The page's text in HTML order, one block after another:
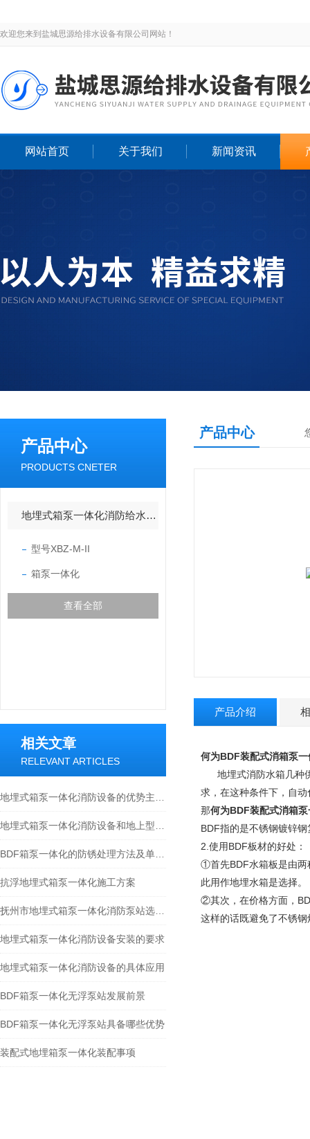
欢迎您来到盐城思源给排水设备有限公司网站！
网站首页 关于我们 新闻资讯
产品中心
PRODUCTS CNETER
地埋式箱泵一体化消防给水设备
型号XBZ-M-II
箱泵一体化
查看全部
相关文章
RELEVANT ARTICLES
抗浮地埋式箱泵一体化施工方案
地埋式箱泵一体化消防设备安装的要求
地埋式箱泵一体化消防设备的具体应用
BDF箱泵一体化无浮泵站发展前景
BDF箱泵一体化无浮泵站具备哪些优势
装配式地埋箱泵一体化装配事项
产品中心
产品介绍
何为BDF装配式消箱泵一
地埋式消防水箱几种供
求，在这种条件下，自
那何为BDF装配式消箱
BDF指的是不锈钢镀锌
2.使用BDF板材的好处：
①首先BDF水箱板是由两
此用作地埋水箱是选择。
②其次，在价格方面，
这样的话既避免了不锈